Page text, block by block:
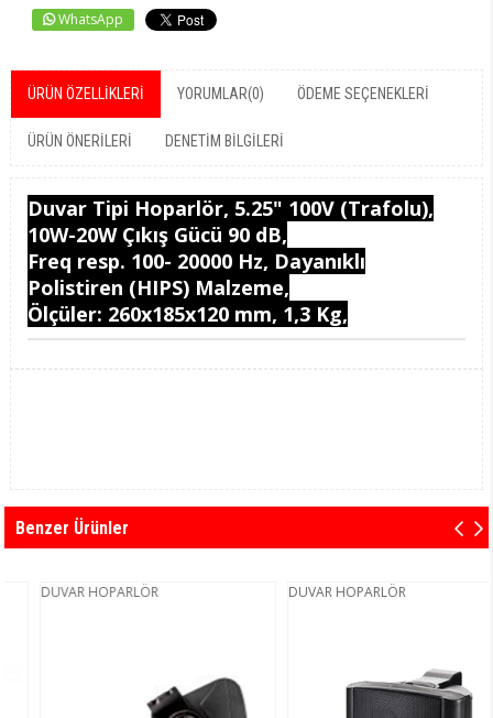
WhatsApp
ÜRÜN ÖZELLIKLERI YORUMLAR(0) ÖDEME SEÇENEKLERI
ÜRÜN ÖNERILERI DENETIM BILGILERI
Duvar Tipi Hoparlör, 5.25" 100V (Trafolu),
10W-20W Çıkış Gücü 90 dB,
Freq resp. 100- 20000 Hz, Dayanıklı
Polistiren (HIPS) Malzeme,
Ölçüler: 260x185x120 mm, 1,3 Kg,
Benzer Ürünler
DUVAR HOPARLÖR DUVAR HOPARLÖR